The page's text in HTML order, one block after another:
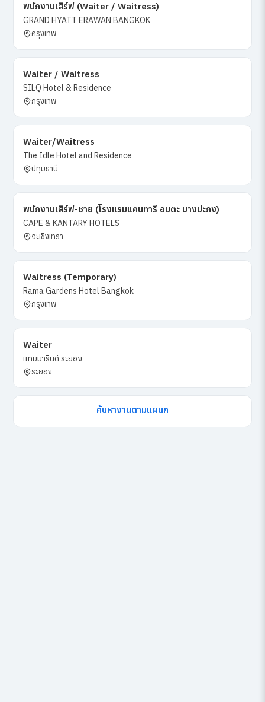
พนักงานเสิร์ฟ (Waiter / Waitress)
GRAND HYATT ERAWAN BANGKOK
กรุงเทพ
Waiter / Waitress
SILQ Hotel & Residence
กรุงเทพ
Waiter/Waitress
The Idle Hotel and Residence
ปทุมธานี
พนักงานเสิร์ฟ-ชาย (โรงแรมแคนทารี อมตะ บางปะกง)
CAPE & KANTARY HOTELS
ฉะเชิงเทรา
Waitress (Temporary)
Rama Gardens Hotel Bangkok
กรุงเทพ
Waiter
แทมมารินด์ ระยอง
ระยอง
ค้นหางานตามแผนก